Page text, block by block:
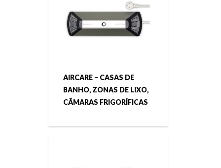
AIRCARE – CASAS DE
BANHO, ZONAS DE LIXO,
CÂMARAS FRIGORÍFICAS